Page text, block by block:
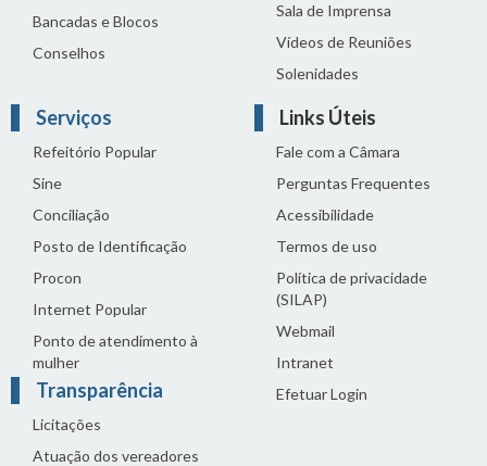
Bancadas e Blocos
Conselhos
Sala de Imprensa
Vídeos de Reuniões
Solenidades
Serviços
Refeitório Popular
Sine
Conciliação
Posto de Identificação
Procon
Internet Popular
Ponto de atendimento à
mulher
Transparência
Licitações
Atuação dos vereadores
Links Úteis
Fale com a Câmara
Perguntas Frequentes
Acessibilidade
Termos de uso
Política de privacidade
(SILAP)
Webmail
Intranet
Efetuar Login